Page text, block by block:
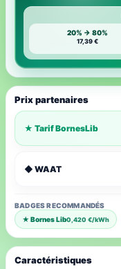
20% → 80%
17,39 €
Prix partenaires
★ Tarif BornesLib
◆ WAAT
BADGES RECOMMANDÉS
★ Bornes Lib0,420 €/kWh
Caractéristiques